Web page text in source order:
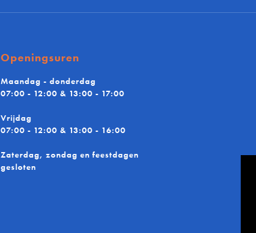
Openingsuren
Maandag - donderdag
07:00 - 12:00 & 13:00 - 17:00
Vrijdag
07:00 - 12:00 & 13:00 - 16:00
Zaterdag, zondag en feestdagen
gesloten